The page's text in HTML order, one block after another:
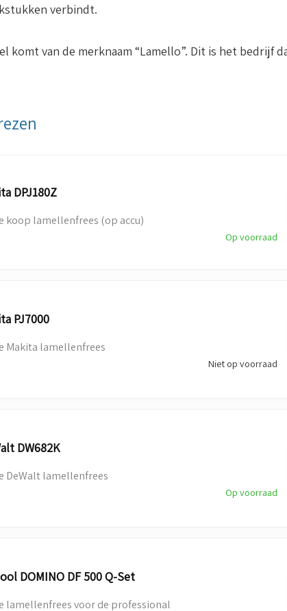
verbindt.
komt van de merknaam “Lamello”. Dit is het bedrijf
DPJ180Z
koop lamellenfrees (op accu)
Op voorraad
PJ7000
Makita lamellenfrees
Niet op voorraad
DW682K
DeWalt lamellenfrees
Op voorraad
DOMINO DF 500 Q-Set
lamellenfrees voor de professional